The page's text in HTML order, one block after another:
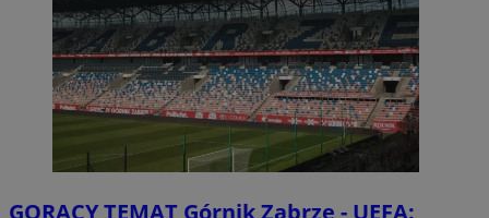
GORĄCY TEMAT Górnik Zabrze - UEFA: